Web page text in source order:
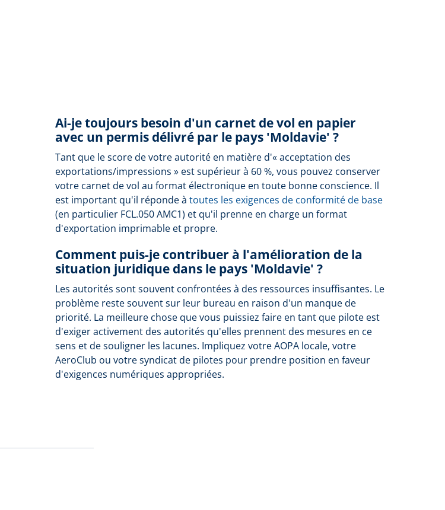
Ai-je toujours besoin d'un carnet de vol en papier
avec un permis délivré par le pays 'Moldavie' ?
Tant que le score de votre autorité en matière d'« acceptation des
exportations/impressions » est supérieur à 60 %, vous pouvez conserver
votre carnet de vol au format électronique en toute bonne conscience. Il
est important qu'il réponde à toutes les exigences de conformité de base
(en particulier FCL.050 AMC1) et qu'il prenne en charge un format
d'exportation imprimable et propre.
Comment puis-je contribuer à l'amélioration de la
situation juridique dans le pays 'Moldavie' ?
Les autorités sont souvent confrontées à des ressources insuffisantes. Le
problème reste souvent sur leur bureau en raison d'un manque de
priorité. La meilleure chose que vous puissiez faire en tant que pilote est
d'exiger activement des autorités qu'elles prennent des mesures en ce
sens et de souligner les lacunes. Impliquez votre AOPA locale, votre
AeroClub ou votre syndicat de pilotes pour prendre position en faveur
d'exigences numériques appropriées.